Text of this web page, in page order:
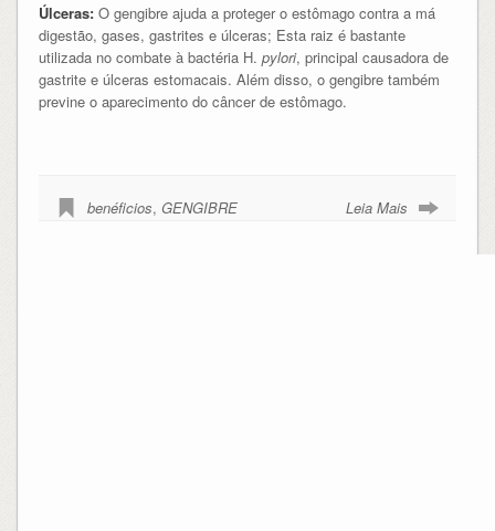
Úlceras:O gengibre ajuda a proteger o estômago contra a má
digestão, gases, gastrites e úlceras; Esta raiz é bastante
utilizada no combate à bactéria H. pylori, principal causadora de
gastrite e úlceras estomacais. Além disso, o gengibre também
previne o aparecimento do câncer de estômago.
benéficios, GENGIBRE Leia Mais